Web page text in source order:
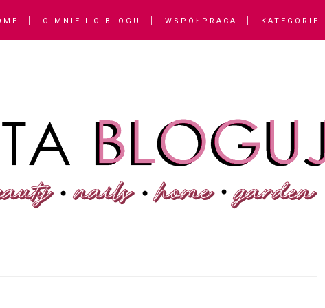
O MNIE I O BLOGU WSPÓŁPRACA KATEGORIE